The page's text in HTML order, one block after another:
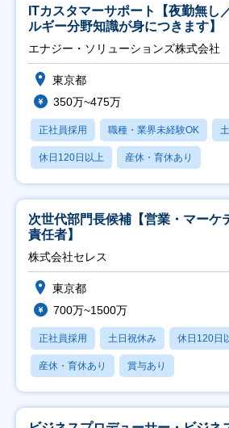
ITカスタマーサポート【夜勤無し
ルギー分野知識が身につきます】
エナジー・ソリューションズ株式会社
東京都
350万~475万
正社員採用 職種・業界未経験OK
休日120日以上 産休・育休あり
次世代部門長候補【営業・マーケ
責任者】
株式会社セレス
東京都
700万~1500万
正社員採用 土日祝休み 休日120日
産休・育休あり 賞与あり